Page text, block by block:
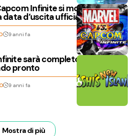
Infinite si mostra in un
data d’uscita ufficiale!
9 anni fa
sarà completo e
pronto
9 anni fa
Mostra di più